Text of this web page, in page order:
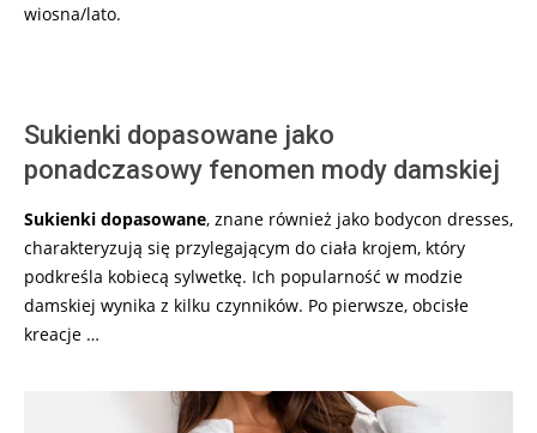
wiosna/lato.
Sukienki dopasowane jako
ponadczasowy fenomen mody damskiej
Sukienki dopasowane, znane również jako bodycon dresses,
charakteryzują się przylegającym do ciała krojem, który
podkreśla kobiecą sylwetkę. Ich popularność w modzie
damskiej wynika z kilku czynników. Po pierwsze, obcisłe
kreacje …